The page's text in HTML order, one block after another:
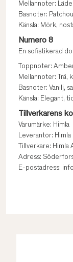
Mellannoter:
Basnoter:
Känsla: Mörk,
Numero 8
En sofistikerad
Toppnoter:
Mellannoter: Trä,
Basnoter: Vanilj,
Känsla: Elegant,
Tillverkarens
Varumärke: Himla
Leverantör: Himla
Tillverkare: Himla
Adress:
E-postadress: